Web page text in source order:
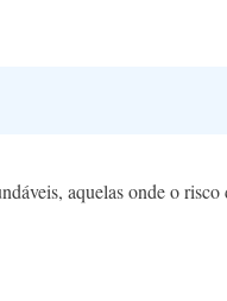
aquelas onde o